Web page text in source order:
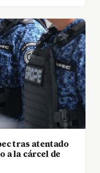
tras atentado
a la cárcel de